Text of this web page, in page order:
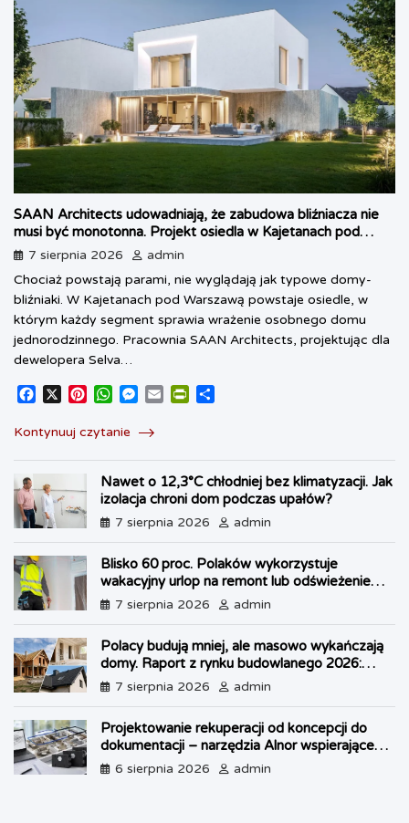
SAAN Architects udowadniają, że zabudowa bliźniacza nie
musi być monotonna. Projekt osiedla w Kajetanach pod
Warszawą
7 sierpnia 2026
admin
Chociaż powstają parami, nie wyglądają jak typowe domy-
bliźniaki. W Kajetanach pod Warszawą powstaje osiedle, w
którym każdy segment sprawia wrażenie osobnego domu
jednorodzinnego. Pracownia SAAN Architects, projektując dla
dewelopera Selva…
c
o
o
k
X
n
t
W
a
A
p
p
M
s
n
g
e
r
F
r
i
e
n
d
l
y
Kontynuuj czytanie
Nawet o 12,3°C chłodniej bez klimatyzacji. Jak
izolacja chroni dom podczas upałów?
7 sierpnia 2026 admin
Blisko 60 proc. Polaków wykorzystuje
wakacyjny urlop na remont lub odświeżenie
własnego lokum
7 sierpnia 2026 admin
Polacy budują mniej, ale masowo wykańczają
domy. Raport z rynku budowlanego 2026:
kryzys w OZE i boom na dachy
7 sierpnia 2026 admin
Projektowanie rekuperacji od koncepcji do
dokumentacji – narzędzia Alnor wspierające
każdy etap pracy
6 sierpnia 2026 admin